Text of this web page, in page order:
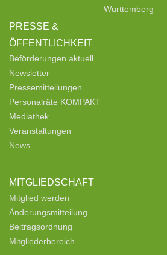
PRESSE &
ÖFFENTLICHKEIT
Beförderungen aktuell
Newsletter
Pressemitteilungen
Personalräte KOMPAKT
Mediathek
Veranstaltungen
News
MITGLIEDSCHAFT
Mitglied werden
Änderungsmitteilung
Beitragsordnung
Mitgliederbereich
Württemberg